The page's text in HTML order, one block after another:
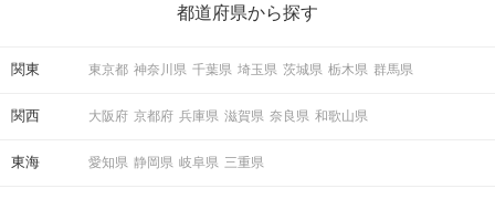
の楽しいことアイデアを集めました♪ いままさに楽しいことを探し
都道府県から探す
関東 東京都 神奈川県 千葉県 埼玉県 茨城県 栃木県 群馬県
関西 大阪府 京都府 兵庫県 滋賀県 奈良県 和歌山県
東海 愛知県 静岡県 岐阜県 三重県